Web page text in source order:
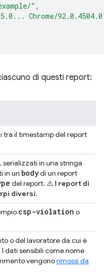
" ,
Chrome/
di questi report:
tra il timestamp del report
in una stringa
in un bodydi un report
del report. ⚠️ I report di
diversi.
csp-violation o
o del lavoratore da cui è
dati sensibili come nome
vengonorimossi da